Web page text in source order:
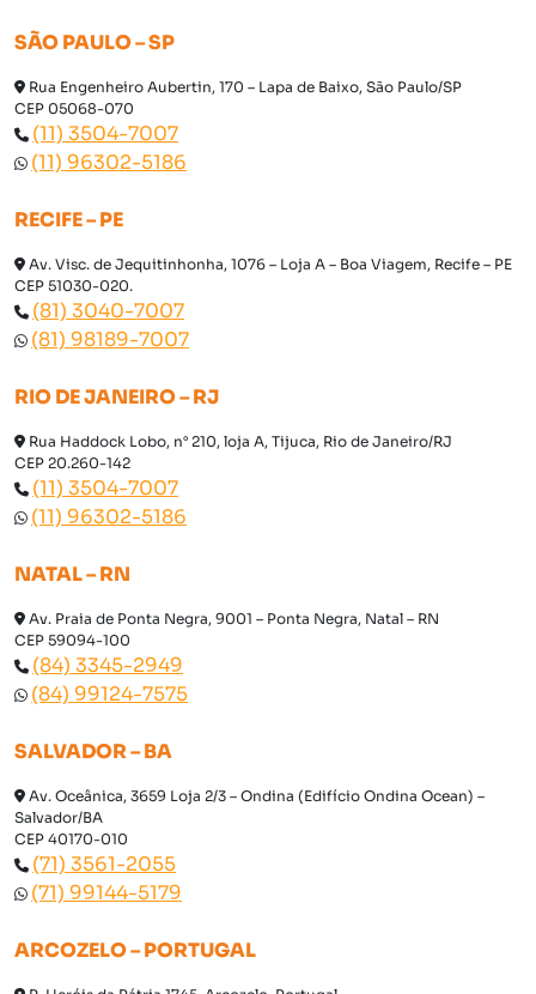
SÃO PAULO – SP
Rua Engenheiro Aubertin, 170 – Lapa de Baixo, São Paulo/SP
CEP 05068-070
(11) 3504-7007
(11) 96302-5186
RECIFE – PE
Av. Visc. de Jequitinhonha, 1076 – Loja A – Boa Viagem, Recife – PE
CEP 51030-020.
(81) 3040-7007
(81) 98189-7007
RIO DE JANEIRO – RJ
Rua Haddock Lobo, n° 210, loja A, Tijuca, Rio de Janeiro/RJ
CEP 20.260-142
(11) 3504-7007
(11) 96302-5186
NATAL – RN
Av. Praia de Ponta Negra, 9001 – Ponta Negra, Natal – RN
CEP 59094-100
(84) 3345-2949
(84) 99124-7575
SALVADOR – BA
Av. Oceânica, 3659 Loja 2/3 – Ondina (Edifício Ondina Ocean) –
Salvador/BA
CEP 40170-010
(71) 3561-2055
(71) 99144-5179
ARCOZELO – PORTUGAL